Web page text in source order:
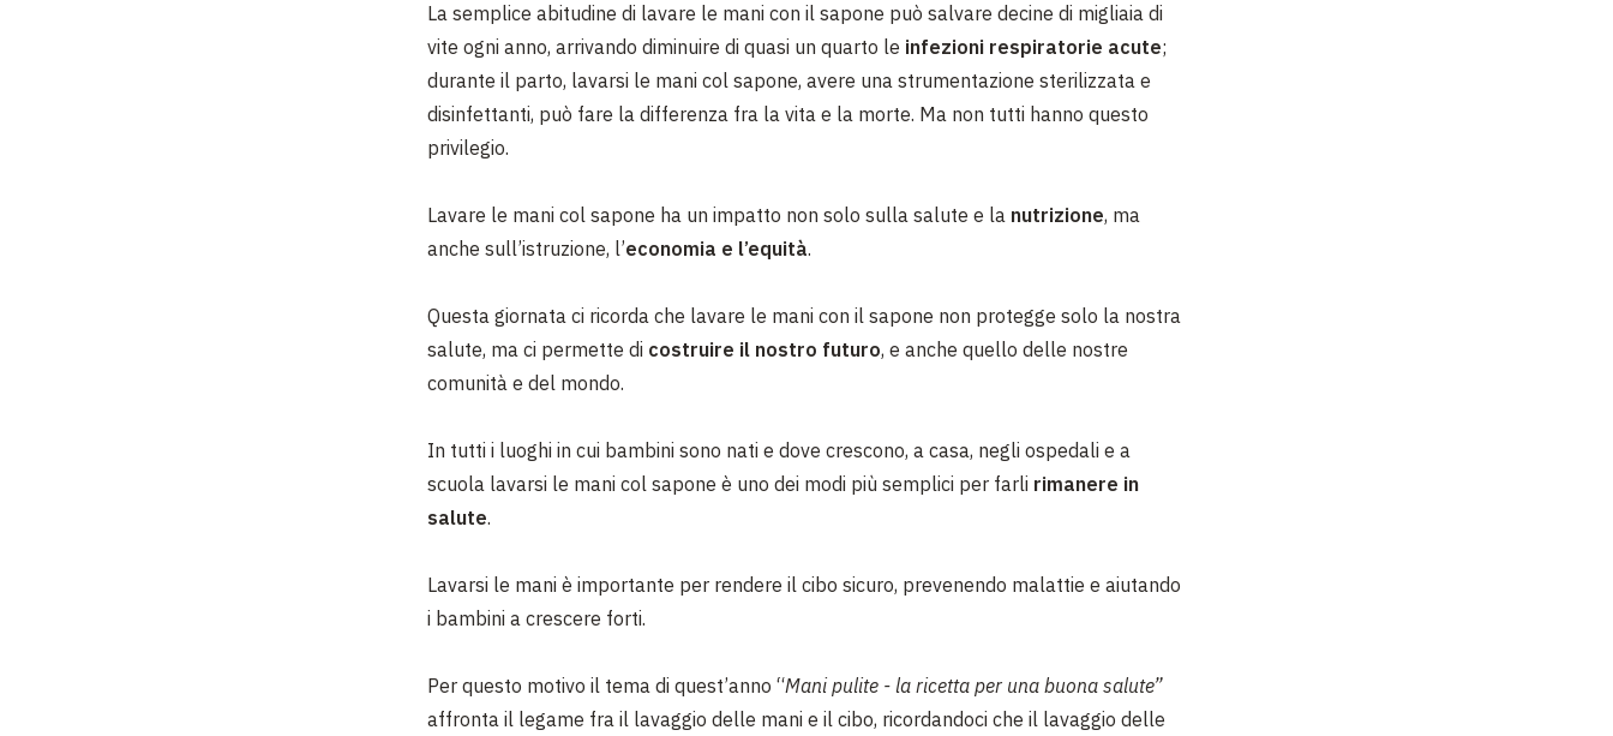
La semplice abitudine di lavare le mani con il sapone può salvare decine di migliaia di
vite ogni anno, arrivando diminuire di quasi un quarto le infezioni respiratorie acute;
durante il parto, lavarsi le mani col sapone, avere una strumentazione sterilizzata e
disinfettanti, può fare la differenza fra la vita e la morte. Ma non tutti hanno questo
privilegio.
Lavare le mani col sapone ha un impatto non solo sulla salute e la nutrizione, ma
anche sull’istruzione, l’economia e l’equità.
Questa giornata ci ricorda che lavare le mani con il sapone non protegge solo la nostra
salute, ma ci permette di costruire il nostro futuro, e anche quello delle nostre
comunità e del mondo.
In tutti i luoghi in cui bambini sono nati e dove crescono, a casa, negli ospedali e a
scuola lavarsi le mani col sapone è uno dei modi più semplici per farli rimanere in
salute.
Lavarsi le mani è importante per rendere il cibo sicuro, prevenendo malattie e aiutando
i bambini a crescere forti.
Per questo motivo il tema di quest’anno “Mani pulite - la ricetta per una buona salute”
affronta il legame fra il lavaggio delle mani e il cibo, ricordandoci che il lavaggio delle